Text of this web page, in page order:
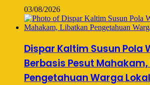
03/08/2026
Dispar Kaltim Susun Pola
Berbasis Pesut
Pengetahuan Warga Lokal